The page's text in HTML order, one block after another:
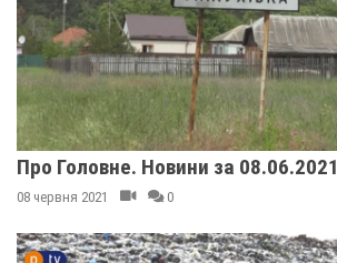
Про Головне. Новини за 08.06.2021
08 червня 2021 0